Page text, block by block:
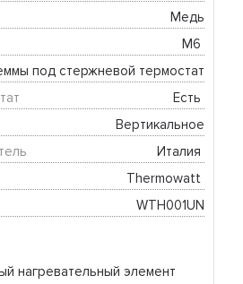
нагревательный элемент
Медь
М6
под стержневой термостат
Есть
Вертикальное
Италия
Thermowatt
WTH001UN